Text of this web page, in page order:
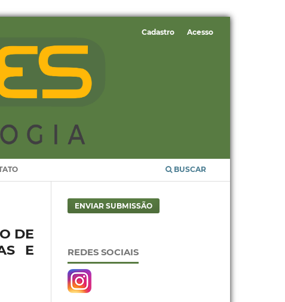
BUSCAR
Cadastro Acesso
DE
E
ENVIAR SUBMISSÃO
REDES SOCIAIS